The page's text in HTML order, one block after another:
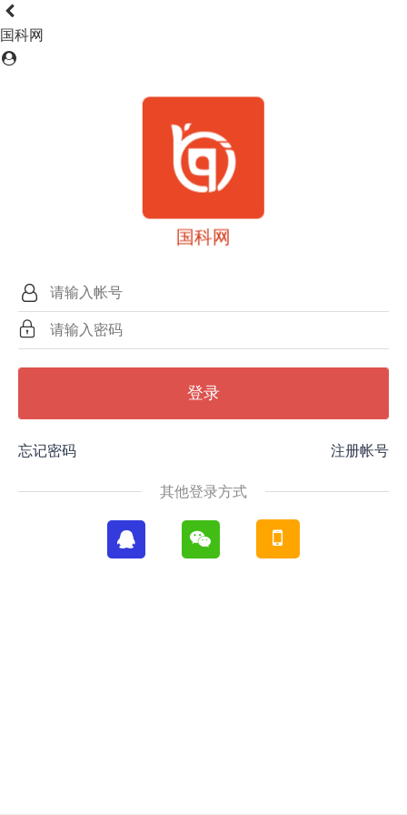
国科网
国科网
登录
忘记密码 注册帐号
其他登录方式